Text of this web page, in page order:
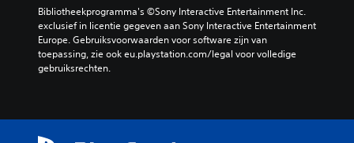
Bibliotheekprogramma's ©Sony Interactive Entertainment Inc.
exclusief in licentie gegeven aan Sony Interactive Entertainment
Europe. Gebruiksvoorwaarden voor software zijn van
toepassing, zie ook eu.playstation.com/legal voor volledige
gebruiksrechten.